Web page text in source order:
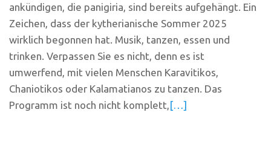
ankündigen, die panigiria, sind bereits aufgehängt. Ein
Zeichen, dass der kytherianische Sommer 2025
wirklich begonnen hat. Musik, tanzen, essen und
trinken. Verpassen Sie es nicht, denn es ist
umwerfend, mit vielen Menschen Karavitikos,
Chaniotikos oder Kalamatianos zu tanzen. Das
Programm ist noch nicht komplett, […]